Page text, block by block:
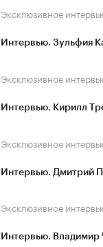
Эксклюзивное
Интервью. Зульфия
Эксклюзивное
Интервью. Кирилл
Эксклюзивное
Интервью. Дмитрий
Эксклюзивное
Интервью. Владимир